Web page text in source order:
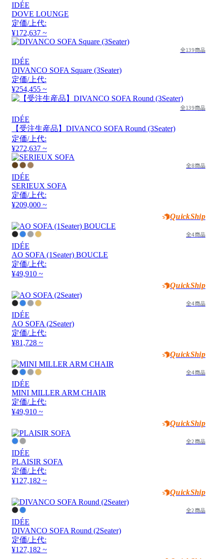
IDÉE
DOVE LOUNGE
定価/上代:
¥172,637 ~
全139商品
IDÉE
DIVANCO SOFA Square (3Seater)
定価/上代:
¥254,455 ~
全139商品
IDÉE
【受注生産品】DIVANCO SOFA Round (3Seater)
定価/上代:
¥272,637 ~
全8商品
IDÉE
SERIEUX SOFA
定価/上代:
¥209,000 ~
QuickShip
全4商品
IDÉE
AO SOFA (1Seater) BOUCLE
定価/上代:
¥49,910 ~
QuickShip
全4商品
IDÉE
AO SOFA (2Seater)
定価/上代:
¥81,728 ~
QuickShip
全4商品
IDÉE
MINI MILLER ARM CHAIR
定価/上代:
¥49,910 ~
QuickShip
全2商品
IDÉE
PLAISIR SOFA
定価/上代:
¥127,182 ~
QuickShip
全2商品
IDÉE
DIVANCO SOFA Round (2Seater)
定価/上代:
¥127,182 ~